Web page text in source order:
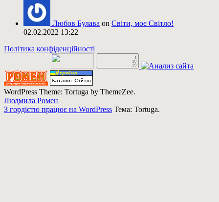
Любов Булава on Світи, моє Світло!
02.02.2022 13:22
Політика конфіденційності
WordPress Theme: Tortuga by ThemeZee.
Людмила Ромен
З гордістю працює на WordPress Тема: Tortuga.